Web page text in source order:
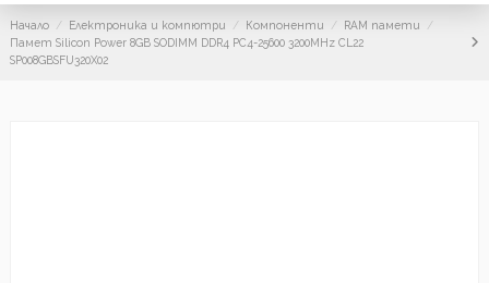
Начало Електроника и компютри Компоненти
RAM памети
Памет Silicon Power 8GB SODIMM DDR4 PC4-25600 3200MHz CL22
SP008GBSFU320X02